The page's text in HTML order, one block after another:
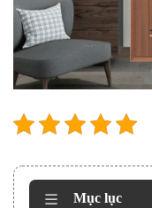
Mục lục